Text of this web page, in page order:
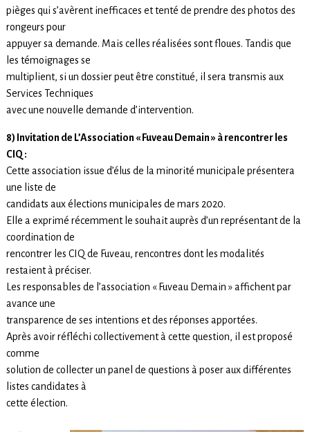
pièges qui s’avèrent inefficaces et tenté de prendre des photos des
rongeurs pour
appuyer sa demande. Mais celles réalisées sont floues. Tandis que
les témoignages se
multiplient, si un dossier peut être constitué, il sera transmis aux
Services Techniques
avec une nouvelle demande d’intervention.
8) Invitation de L’Association « Fuveau Demain » à rencontrer les
CIQ :
Cette association issue d’élus de la minorité municipale présentera
une liste de
candidats aux élections municipales de mars 2020.
Elle a exprimé récemment le souhait auprès d’un représentant de la
coordination de
rencontrer les CIQ de Fuveau, rencontres dont les modalités
restaient à préciser.
Les responsables de l’association « Fuveau Demain » affichent par
avance une
transparence de ses intentions et des réponses apportées.
Après avoir réfléchi collectivement à cette question, il est proposé
comme
solution de collecter un panel de questions à poser aux différentes
listes candidates à
cette élection.